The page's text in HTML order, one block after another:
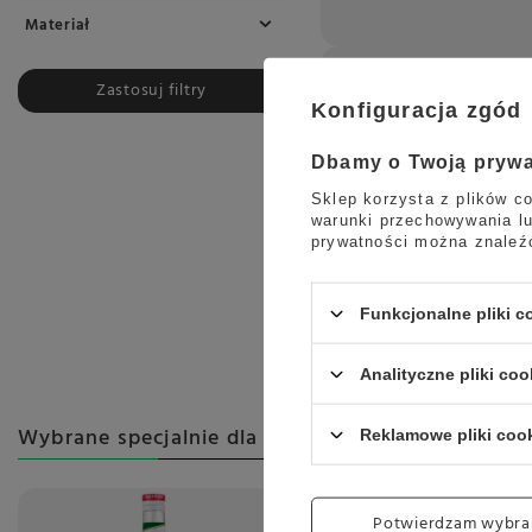
Materiał
Zastosuj filtry
Wybrane specjalnie dla Ciebie
Okazja
Konfiguracja zgód
Dbamy o Twoją
Sklep korzysta z plików
warunki przechowywania
prywatności można
Funkcjonalne pliki
Analityczne pliki
Reklamowe pliki
Potwierdzam